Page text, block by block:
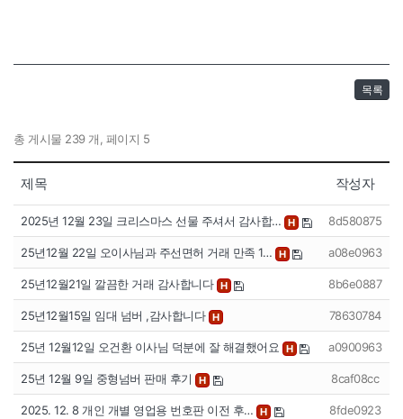
목록
총 게시물 239 개, 페이지 5
제목 작성자
2025년 12월 23일 크리스마스 선물 주셔서 감사합… H 8d580875
25년12월 22일 오이사님과 주선면허 거래 만족 1… H a08e0963
25년12월21일 깔끔한 거래 감사합니다 H 8b6e0887
25년12월15일 임대 넘버 ,감사합니다 H 78630784
25년 12월12일 오건환 이사님 덕분에 잘 해결했어요 H a0900963
25년 12월 9일 중형넘버 판매 후기 H 8caf08cc
2025. 12. 8 개인 개별 영업용 번호판 이전 후… H 8fde0923